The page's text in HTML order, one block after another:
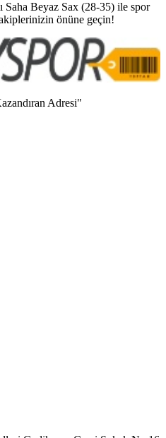
Beyaz Sax (28-35) ile spor
önüne geçin!
Adresi"